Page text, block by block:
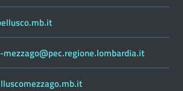
mezzago@pec.regione.lombardia.it